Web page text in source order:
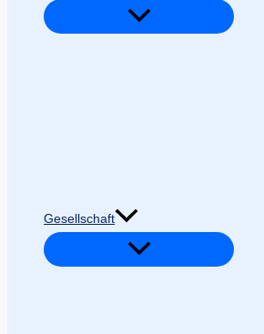
Gesellschaft